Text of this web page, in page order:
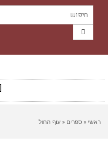
ראשי « ספרים « עוף החול